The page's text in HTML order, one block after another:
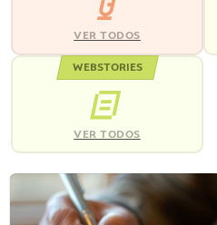
VER TODOS
WEBSTORIES
VER TODOS